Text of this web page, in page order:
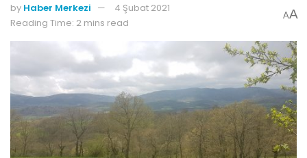
by Haber Merkezi
4 Şubat 2021
Reading Time: 2 mins read
AA